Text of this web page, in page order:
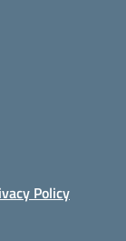
Policy